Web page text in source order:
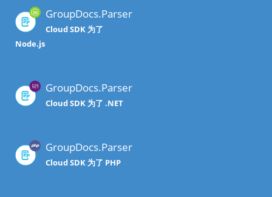
GroupDocs.Parser
Cloud SDK 为了
Node.js
GroupDocs.Parser
Cloud SDK 为了 .NET
GroupDocs.Parser
Cloud SDK 为了 PHP